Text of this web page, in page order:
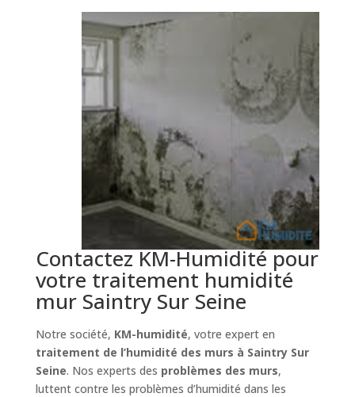
Contactez KM-Humidité pour
votre traitement humidité
mur Saintry Sur Seine
Notre société, KM-humidité, votre expert en
traitement de l’humidité des murs à Saintry Sur
Seine. Nos experts des problèmes des murs,
luttent contre les problèmes d’humidité dans les